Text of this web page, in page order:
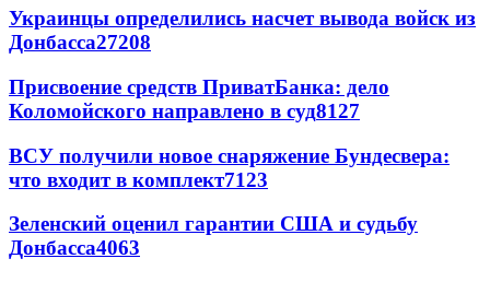
Украинцы определились насчет вывода войск из
Донбасса27208
Присвоение средств ПриватБанка: дело
Коломойского направлено в суд8127
ВСУ получили новое снаряжение Бундесвера:
что входит в комплект7123
Зеленский оценил гарантии США и судьбу
Донбасса4063